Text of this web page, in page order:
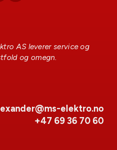
AS leverer service og
og omegn.
elektro.no
+47 69 36 70 60